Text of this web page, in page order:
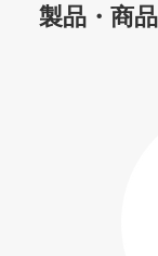
製品・商